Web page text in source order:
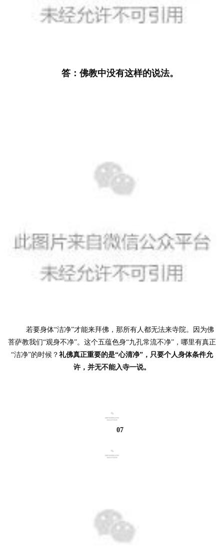
答：佛教中没有这样的说法。
菩萨教我们“观身不净”。这个五蕴色身“九孔常流不净”，哪里有真正
“洁净”的时候？ 礼佛真正重要的是“心清净”，只要个人身体条件允
许，并无不能入寺一说。
07